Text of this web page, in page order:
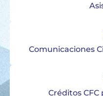
Comunicaciones
Créditos